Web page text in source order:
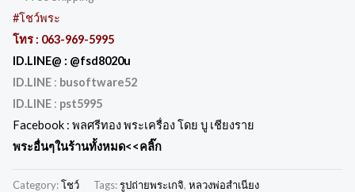
#โชว์พระ
โทร : 063-969-5995
ID.LINE@ : @fsd8020u
ID.LINE : busoftware52
ID.LINE : pst5995
Facebook : พลศรีทอง พระเครื่อง โดย บู เชียงราย
พระอื่นๆในร้านทั้งหมด<<คลิ๊ก
Category:โชว์ Tags:รูปถ่ายพระเกจิ, หลวงพ่อสำเนียง